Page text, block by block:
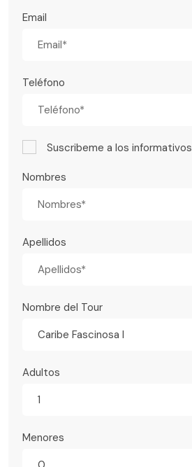
Email
Teléfono
Suscribeme a los informativos
Nombres
Apellidos
Nombre del Tour
Caribe Fascinosa I
Adultos
Menores